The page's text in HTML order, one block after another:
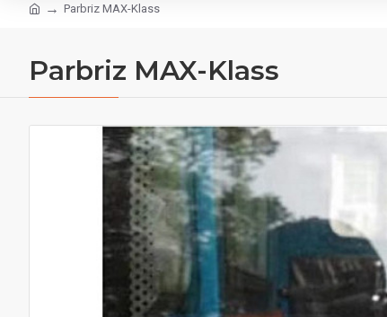
Parbriz MAX-Klass
Parbriz MAX-Klass